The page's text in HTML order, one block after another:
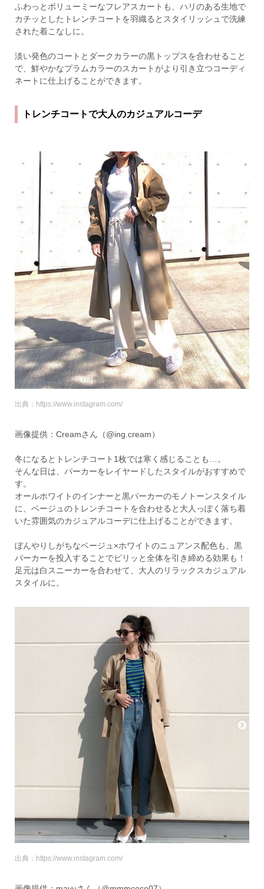
ふわっとボリューミーなフレアスカートも、ハリのある生地で
カチッとしたトレンチコートを羽織るとスタイリッシュで洗練
された着こなしに。
淡い発色のコートとダークカラーの黒トップスを合わせること
で、鮮やかなプラムカラーのスカートがより引き立つコーディ
ネートに仕上げることができます。
トレンチコートで大人のカジュアルコーデ
出典：https://www.instagram.com/
画像提供：Creamさん（@ing.cream）
冬になるとトレンチコート1枚では寒く感じることも…。
そんな日は、パーカーをレイヤードしたスタイルがおすすめで
す。
オールホワイトのインナーと黒パーカーのモノトーンスタイル
に、ベージュのトレンチコートを合わせると大人っぽく落ち着
いた雰囲気のカジュアルコーデに仕上げることができます。
ぼんやりしがちなベージュ×ホワイトのニュアンス配色も、黒
パーカーを投入することでピリッと全体を引き締める効果も！
足元は白スニーカーを合わせて、大人のリラックスカジュアル
スタイルに。
出典：https://www.instagram.com/